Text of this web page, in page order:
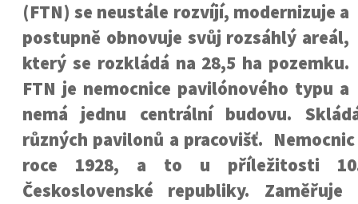
(FTN) se neustále rozvíjí, modernizuje a
postupně obnovuje svůj rozsáhlý areál,
který se rozkládá na 28,5 ha pozemku.
FTN je nemocnice pavilónového typu a
nemá jednu centrální budovu.
různých pavilonů a pracovišť.
roce 1928, a to u příležitosti
Československé republiky.